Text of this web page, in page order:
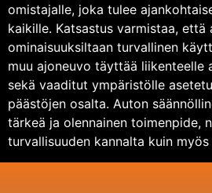
omistajalle, joka tulee
kaikille. Katsastus varmistaa, että
ominaisuuksiltaan turvallinen
muu ajoneuvo täyttää liikenteelle
sekä vaaditut ympäristölle
päästöjen osalta. Auton
tärkeä ja olennainen toimenpide,
turvallisuuden kannalta kuin